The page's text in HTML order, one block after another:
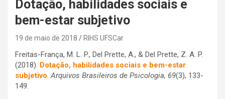
Dotação, habilidades sociais e
bem-estar subjetivo
19 de maio de 2018 RIHS UFSCar
Freitas-França, M. L. P., Del Prette, A., & Del Prette, Z. A. P.
(2018). Dotação, habilidades sociais e bem-estar
subjetivo.Arquivos Brasileiros de Psicologia, 69(3), 133-
149.